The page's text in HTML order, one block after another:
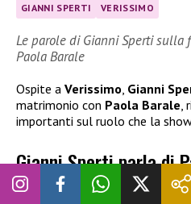
GIANNI SPERTI VERISSIMO
Le parole di Gianni Sperti sulla
Paola Barale
Ospite a Verissimo Gianni
matrimonio con Paola Barale
importanti sul ruolo che la
Gianni Sperti parla di
Verissimo